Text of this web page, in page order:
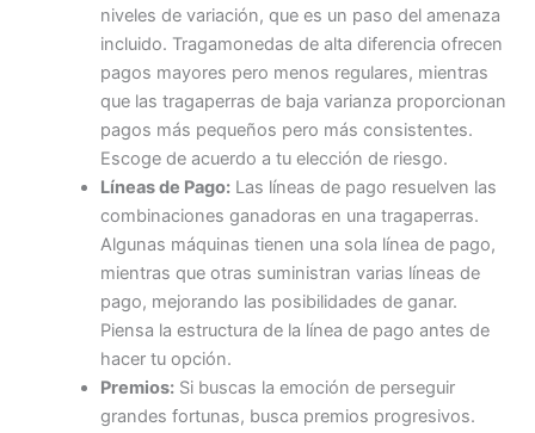
niveles de variación, que es un paso del amenaza
incluido. Tragamonedas de alta diferencia ofrecen
pagos mayores pero menos regulares, mientras
que las tragaperras de baja varianza proporcionan
pagos más pequeños pero más consistentes.
Escoge de acuerdo a tu elección de riesgo.
Líneas de Pago:Las líneas de pago resuelven las
combinaciones ganadoras en una tragaperras.
Algunas máquinas tienen una sola línea de pago,
mientras que otras suministran varias líneas de
pago, mejorando las posibilidades de ganar.
Piensa la estructura de la línea de pago antes de
hacer tu opción.
Premios:Si buscas la emoción de perseguir
grandes fortunas, busca premios progresivos.